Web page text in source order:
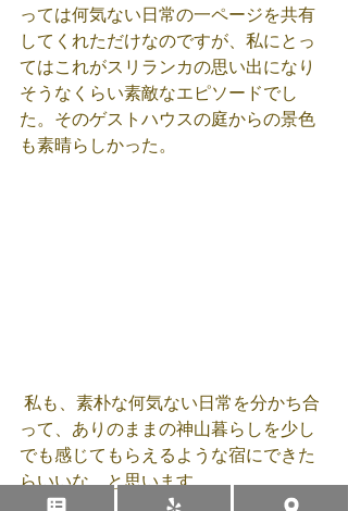
っては何気ない日常の一ページを共有
してくれただけなのですが、私にとっ
てはこれがスリランカの思い出になり
そうなくらい素敵なエピソードでし
た。そのゲストハウスの庭からの景色
も素晴らしかった。
って、ありのままの神山暮らしを少し
でも感じてもらえるような宿にできた
らいいな、と思います。